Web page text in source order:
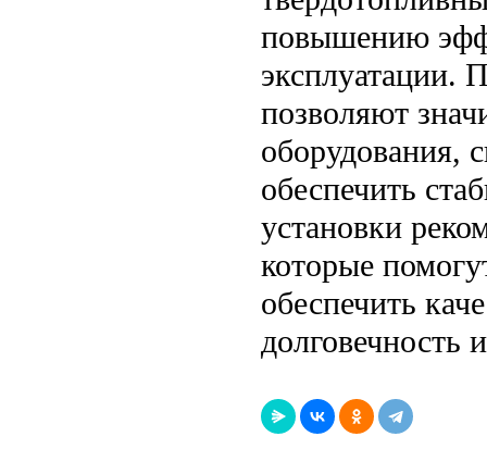
повышению
эксплуатации.
позволяют
оборудования,
обеспечить
установки
которые
обеспечить
долговечность